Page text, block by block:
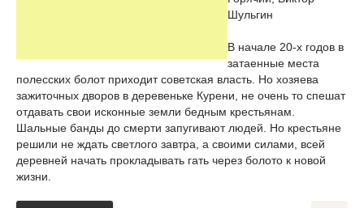
Шульгин
В начале 20-х годов в
затаенные места
полесских болот приходит советская власть. Но хозяева
зажиточных дворов в деревеньке Курени, не очень то спешат
отдавать свои исконные земли бедным крестьянам.
Шальные банды до смерти запугивают людей. Но крестьяне
решили не ждать светлого завтра, а своими силами, всей
деревней начать прокладывать гать через болото к новой
жизни.